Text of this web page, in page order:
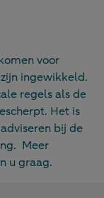
voor
ingewikkeld.
regels als de
Het is
bij de
Meer
u graag.